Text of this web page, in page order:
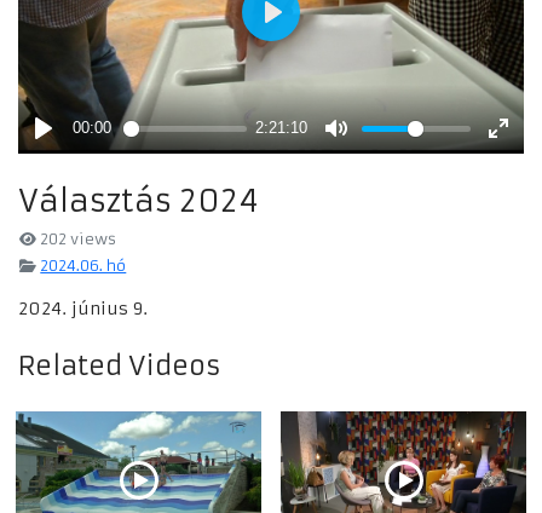
Választás 2024
202 views
2024.06. hó
2024. június 9.
Related Videos